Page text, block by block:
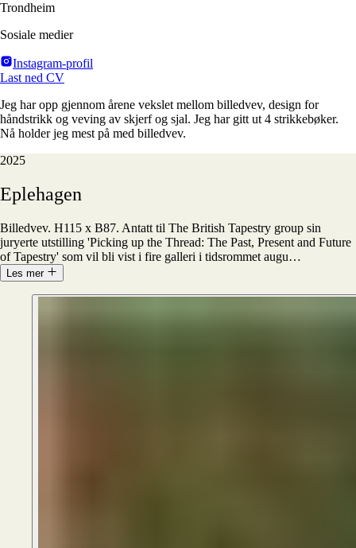
Trondheim
Sosiale medier
Instagram-profil
Last ned CV
Jeg har opp gjennom årene vekslet mellom billedvev, design for
håndstrikk og veving av skjerf og sjal. Jeg har gitt ut 4 strikkebøker.
Nå holder jeg mest på med billedvev.
2025
Eplehagen
Billedvev. H115 x B87. Antatt til The British Tapestry group sin
juryerte utstilling 'Picking up the Thread: The Past, Present and Future
of Tapestry' som vil bli vist i fire galleri i tidsrommet augu…
Les mer